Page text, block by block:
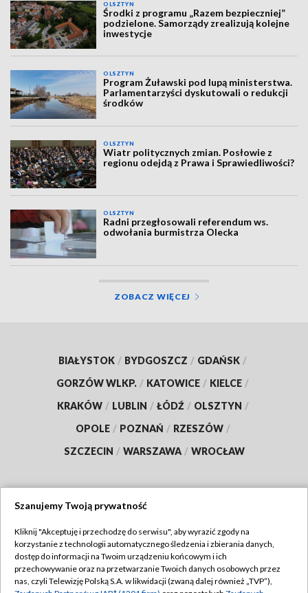
OLSZTYN
Środki z programu „Razem bezpieczniej”
podzielone. Samorządy zrealizują kolejne
inwestycje
OLSZTYN
Program Żuławski pod lupą ministerstwa.
Parlamentarzyści dyskutowali o redukcji
środków
OLSZTYN
Wiatr politycznych zmian. Posłowie z
regionu odejdą z Prawa i Sprawiedliwości?
OLSZTYN
Radni przegłosowali referendum ws.
odwołania burmistrza Olecka
ZOBACZ WIĘCEJ
BIAŁYSTOK / BYDGOSZCZ / GDAŃSK /
GORZÓW WLKP. / KATOWICE / KIELCE /
KRAKÓW / LUBLIN / ŁÓDŹ / OLSZTYN /
OPOLE / POZNAŃ / RZESZÓW /
SZCZECIN / WARSZAWA / WROCŁAW
TVP
Abonament TVP
Regulamin TVP
Szanujemy Twoją prywatność
Kliknij "Akceptuję i przechodzę do serwisu", aby wyrazić zgody na
korzystanie z technologii automatycznego śledzenia i zbierania danych,
dostęp do informacji na Twoim urządzeniu końcowym i ich
przechowywanie oraz na przetwarzanie Twoich danych osobowych przez
nas, czyli Telewizję Polską S.A. w likwidacji (zwaną dalej również „TVP”),